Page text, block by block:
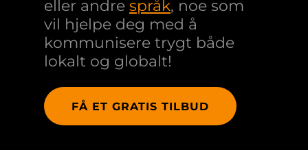
eller andre språk, noe som
vil hjelpe deg med å
kommunisere trygt både
lokalt og globalt!
FÅ ET GRATIS TILBUD